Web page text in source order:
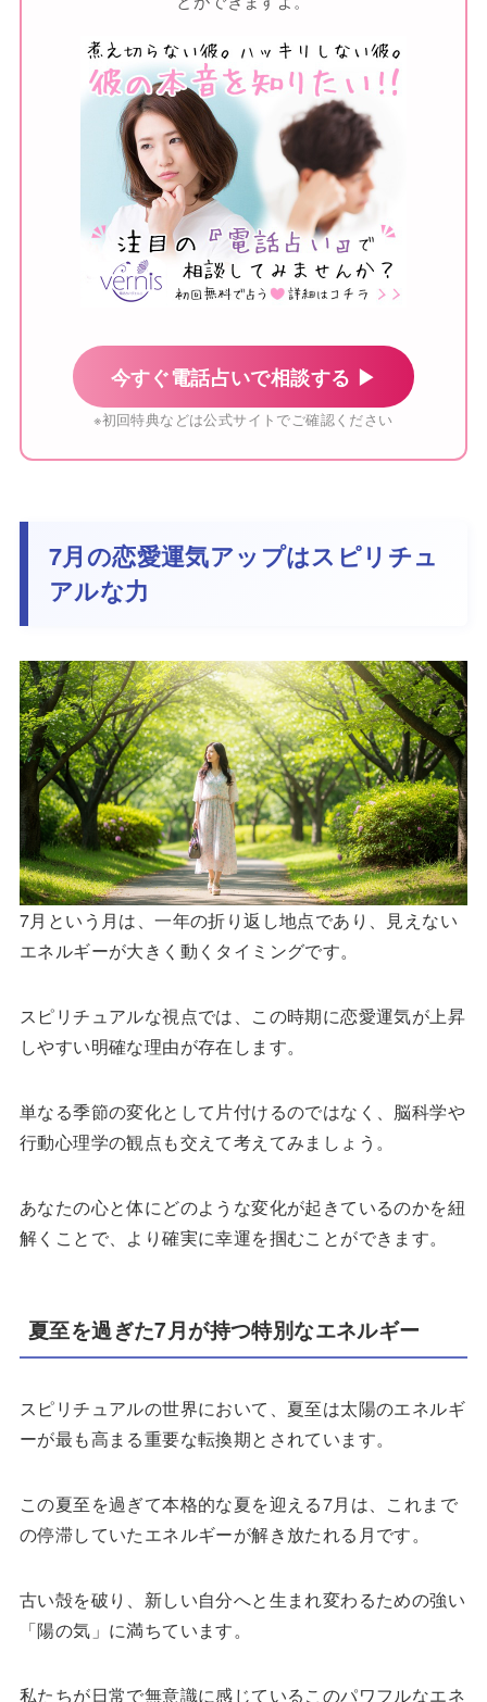
今すぐ電話占いで相談する ▶
※初回特典などは公式サイトでご確認ください
7月の恋愛運気アップはスピリチュ
アルな力
7月という月は、一年の折り返し地点であり、見えない
エネルギーが大きく動くタイミングです。
スピリチュアルな視点では、この時期に恋愛運気が上昇
しやすい明確な理由が存在します。
単なる季節の変化として片付けるのではなく、脳科学や
行動心理学の観点も交えて考えてみましょう。
あなたの心と体にどのような変化が起きているのかを紐
解くことで、より確実に幸運を掴むことができます。
夏至を過ぎた7月が持つ特別なエネルギー
スピリチュアルの世界において、夏至は太陽のエネルギ
ーが最も高まる重要な転換期とされています。
この夏至を過ぎて本格的な夏を迎える7月は、これまで
の停滞していたエネルギーが解き放たれる月です。
古い殻を破り、新しい自分へと生まれ変わるための強い
「陽の気」に満ちています。
私たちが日常で無意識に感じているこのパワフルなエネ